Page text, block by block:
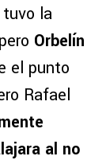
la
Orbelín
el punto
Rafael
al no